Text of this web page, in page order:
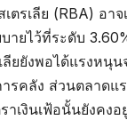
ตรเลีย (RBA) อา
ายไว้ที่ระดับ
ลียยังพอได้แรงหนุ
รคลัง ส่วนตลาดแ
าเงินเฟ้อนั้นยังคงอ